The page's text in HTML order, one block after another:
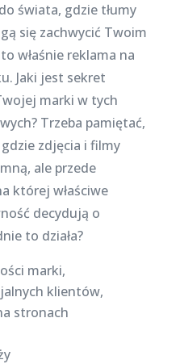
świata, gdzie tłumy
się zachwycić Twoim
właśnie reklama na
Jaki jest sekret
marki w tych
Trzeba pamiętać,
zdjęcia i filmy
ale przede
której właściwe
decydują o
to działa?
marki,
klientów,
stronach